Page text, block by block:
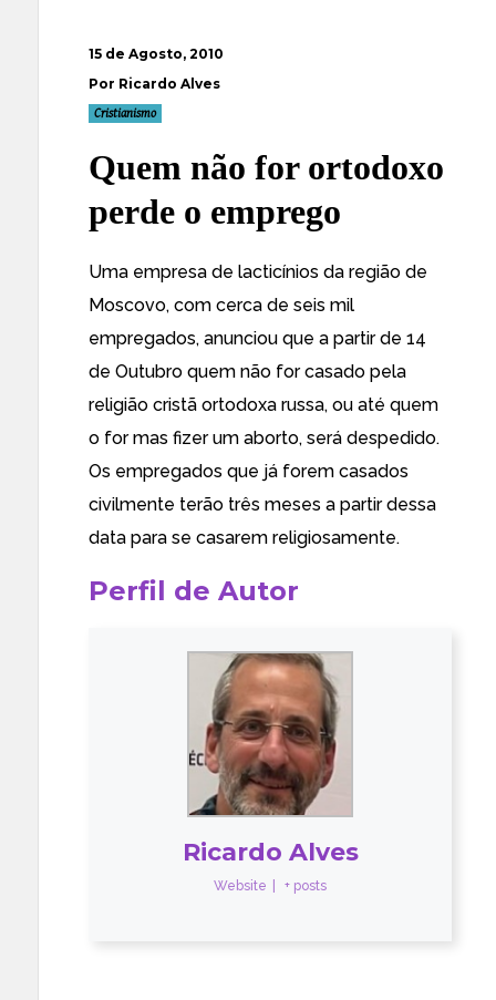
15 de Agosto, 2010
Por Ricardo Alves
Cristianismo
Quem não for ortodoxo
perde o emprego
Uma empresa de lacticínios da região de
Moscovo, com cerca de seis mil
empregados, anunciou que a partir de 14
de Outubro quem não for casado pela
religião cristã ortodoxa russa, ou até quem
o for mas fizer um aborto, será despedido.
Os empregados que já forem casados
civilmente terão três meses a partir dessa
data para se casarem religiosamente.
Perfil de Autor
Ricardo Alves
Website + posts